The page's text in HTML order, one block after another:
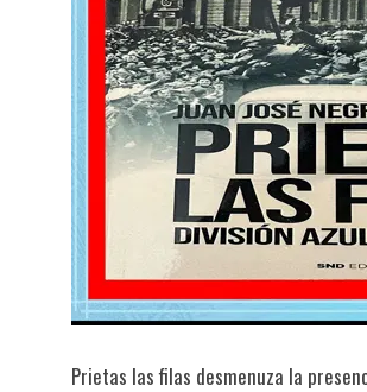
Prietas las filas desmenuza la